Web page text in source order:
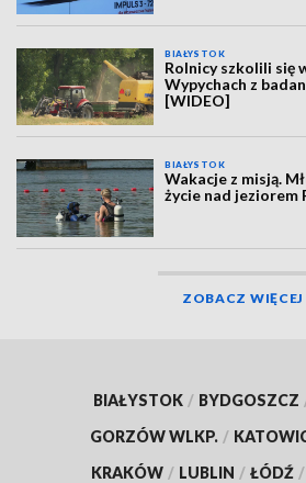
BIAŁYSTOK
Rolnicy szkolili się
Wypychach z
[WIDEO]
BIAŁYSTOK
Wakacje z misją.
życie nad jeziorem
ZOBACZ WIĘCEJ
BIAŁYSTOK / BYDGOSZCZ
GORZÓW WLKP. /
KRAKÓW / LUBLIN / ŁÓDŹ /